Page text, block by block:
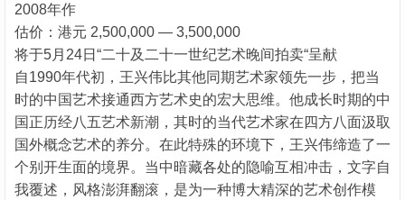
2008年作
估价：港元 2,500,000 — 3,500,000
将于5月24日“二十及二十一世纪艺术晚间拍卖“呈献
自1990年代初，王兴伟比其他同期艺术家领先一步，把当
时的中国艺术接通西方艺术史的宏大思维。他成长时期的中
国正历经八五艺术新潮，其时的当代艺术家在四方八面汲取
国外概念艺术的养分。在此特殊的环境下，王兴伟缔造了一
个别开生面的境界。当中暗藏各处的隐喻互相冲击，文字自
我覆述，风格澎湃翻滚，是为一种博大精深的艺术创作模